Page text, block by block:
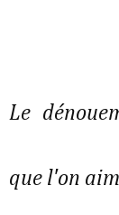
Le
que l'on